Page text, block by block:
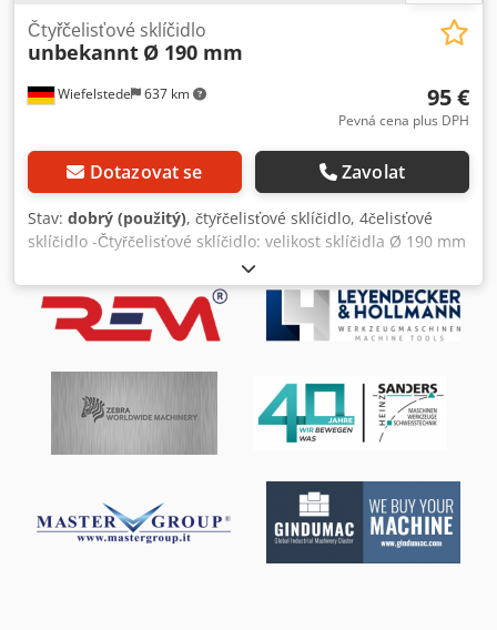
Wiefelstede 637 km
Čtyřčelisťové sklíčidlo
unbekannt Ø 190 mm
95 €
Pevná cena plus DPH
Dotazovat se Zavolat
Stav: dobrý (použitý), čtyřčelisťové sklíčidlo, 4čelisťové
sklíčidlo -Čtyřčelisťové sklíčidlo: velikost sklíčidla Ø 190 mm
-Průjezd: Ø 57 mm -Kruh šroubu: Ø 170 mm / M10 -Šířka
čelistí: 20 mm / výměnné čelisti nejsou součástí dodávky
mm -Rozměry: 1980 x 0 kg: Ø 5 kg Dsdpfx Ajv U N Etoqtjck